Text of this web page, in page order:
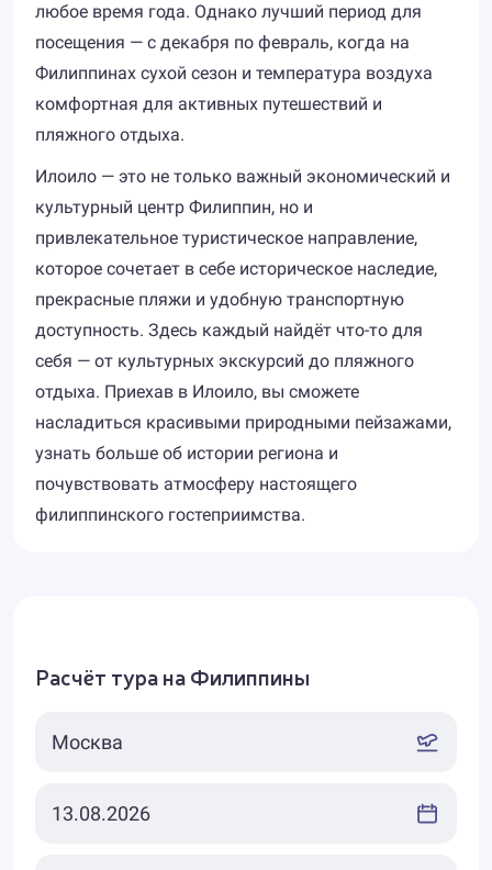
любое время года. Однако лучший период для
посещения — с декабря по февраль, когда на
Филиппинах сухой сезон и температура воздуха
комфортная для активных путешествий и
пляжного отдыха.
Илоило — это не только важный экономический и
культурный центр Филиппин, но и
привлекательное туристическое направление,
которое сочетает в себе историческое наследие,
прекрасные пляжи и удобную транспортную
доступность. Здесь каждый найдёт что-то для
себя — от культурных экскурсий до пляжного
отдыха. Приехав в Илоило, вы сможете
насладиться красивыми природными пейзажами,
узнать больше об истории региона и
почувствовать атмосферу настоящего
филиппинского гостеприимства.
Расчёт тура на Филиппины